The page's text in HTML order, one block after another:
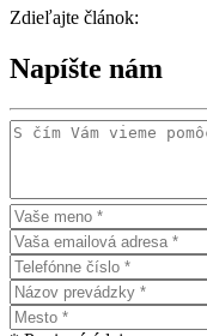
Zdieľajte článok:
Napíšte nám